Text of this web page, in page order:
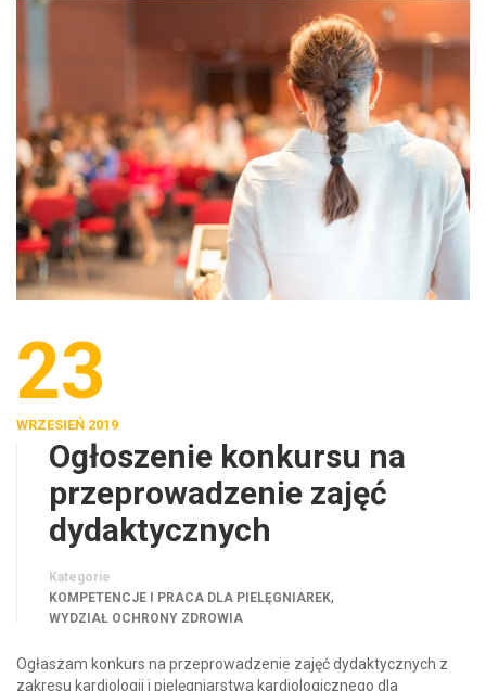
23
WRZESIEŃ 2019
Ogłoszenie konkursu na
przeprowadzenie zajęć
dydaktycznych
Kategorie
KOMPETENCJE I PRACA DLA PIELĘGNIAREK,
WYDZIAŁ OCHRONY ZDROWIA
Ogłaszam konkurs na przeprowadzenie zajęć dydaktycznych z
zakresu kardiologii i pielęgniarstwa kardiologicznego dla